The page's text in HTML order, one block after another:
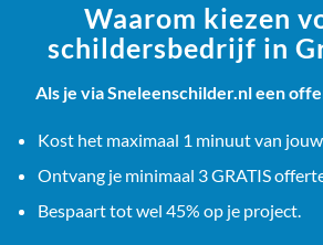
Waarom kiezen
schildersbedrijf in
Als je via Sneleenschilder.nl een
Kost het maximaal 1 minuut van
Ontvang je minimaal 3 GRATIS
Bespaart tot wel 45% op je project.